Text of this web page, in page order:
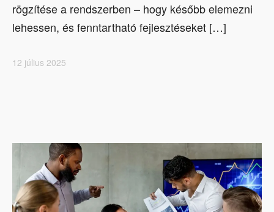
rögzítése a rendszerben – hogy később elemezni
lehessen, és fenntartható fejlesztéseket […]
12 július 2025